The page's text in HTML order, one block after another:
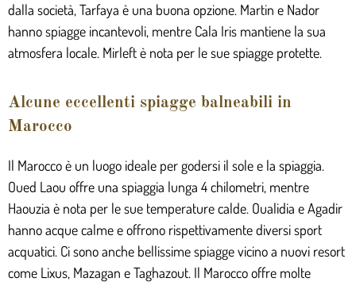
dalla società, Tarfaya è una buona opzione. Martin e Nador
hanno spiagge incantevoli, mentre Cala Iris mantiene la sua
atmosfera locale. Mirleft è nota per le sue spiagge protette.
Alcune eccellenti spiagge balneabili in
Marocco
Il Marocco è un luogo ideale per godersi il sole e la spiaggia.
Oued Laou offre una spiaggia lunga 4 chilometri, mentre
Haouzia è nota per le sue temperature calde. Oualidia e Agadir
hanno acque calme e offrono rispettivamente diversi sport
acquatici. Ci sono anche bellissime spiagge vicino a nuovi resort
come Lixus, Mazagan e Taghazout. Il Marocco offre molte